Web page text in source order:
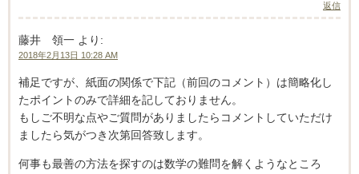
返信
藤井 領一 より:
2018年2月13日 10:28 AM
補足ですが、紙面の関係で下記（前回のコメント）は簡略化し
たポイントのみで詳細を記しておりません。
もしご不明な点やご質問がありましたらコメントしていただけ
ましたら気がつき次第回答致します。
何事も最善の方法を探すのは数学の難問を解くようなところ